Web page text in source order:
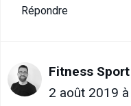
Répondre
Fitness Sport
2 août 2019